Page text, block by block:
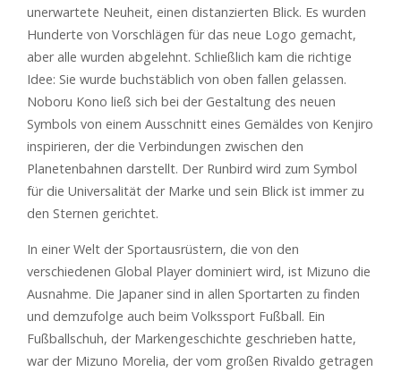
unerwartete Neuheit, einen distanzierten Blick. Es wurden
Hunderte von Vorschlägen für das neue Logo gemacht,
aber alle wurden abgelehnt. Schließlich kam die richtige
Idee: Sie wurde buchstäblich von oben fallen gelassen.
Noboru Kono ließ sich bei der Gestaltung des neuen
Symbols von einem Ausschnitt eines Gemäldes von Kenjiro
inspirieren, der die Verbindungen zwischen den
Planetenbahnen darstellt. Der Runbird wird zum Symbol
für die Universalität der Marke und sein Blick ist immer zu
den Sternen gerichtet.
In einer Welt der Sportausrüstern, die von den
verschiedenen Global Player dominiert wird, ist Mizuno die
Ausnahme. Die Japaner sind in allen Sportarten zu finden
und demzufolge auch beim Volkssport Fußball. Ein
Fußballschuh, der Markengeschichte geschrieben hatte,
war der Mizuno Morelia, der vom großen Rivaldo getragen